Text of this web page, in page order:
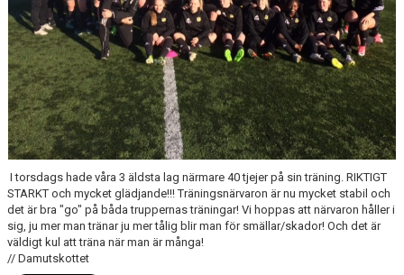
KONTAKT / BOKNING
I torsdags hade våra 3 äldsta lag närmare 40 tjejer på sin träning. RIKTIGT
STARKT och mycket glädjande!!! Träningsnärvaron är nu mycket stabil och
det är bra "go" på båda truppernas träningar! Vi hoppas att närvaron håller i
sig, ju mer man tränar ju mer tålig blir man för smällar/skador! Och det är
väldigt kul att träna när man är många!
// Damutskottet